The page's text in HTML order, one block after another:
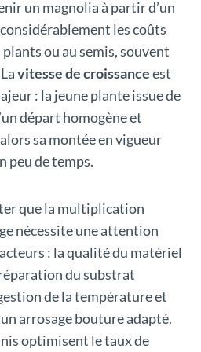
un magnolia à partir d’un
les coûts
plants ou au semis, souvent
vitesse de croissanceest
: la jeune plante issue de
départ homogène et
sa montée en vigueur
peu de temps.
que la multiplication
nécessite une attention
: la qualité du matériel
du substrat
de la température et
arrosage bouture adapté.
optimisent le taux de